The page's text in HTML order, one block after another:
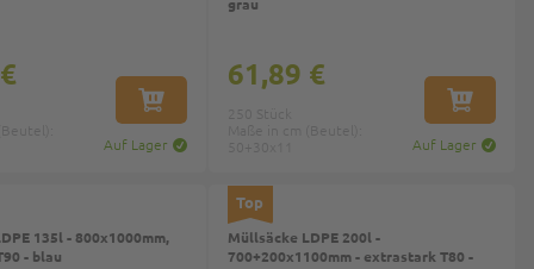
Auf Lager
IN DEN WARENKORB
Auf Lager
IN DEN
61,89 €
135l - 800x1000mm,
- blau
Top
Müllsäcke LDPE 200l -
700+200x1100mm - extrastark T80 -